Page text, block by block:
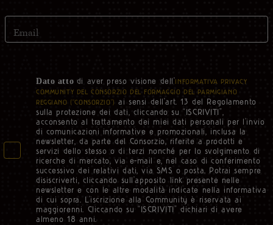
Email
Dato atto di aver preso visione dell'INFORMATIVA PRIVACY
COMMUNITY DEL CONSORZIO DEL FORMAGGIO DEL PARMIGIANO
REGGIANO (“CONSORZIO”) ai sensi dell'art. 13 del Regolamento
sulla protezione dei dati, cliccando su “ISCRIVITI”,
acconsento al trattamento dei miei dati personali per l’invio
di comunicazioni informative e promozionali, inclusa la
newsletter, da parte del Consorzio, riferite a prodotti e
servizi dello stesso o di terzi nonché per lo svolgimento di
ricerche di mercato, via e-mail e, nel caso di conferimento
successivo dei relativi dati, via SMS o posta. Potrai sempre
disiscriverti, cliccando sull’apposito link presente nelle
newsletter e con le altre modalità indicate nella informativa
di cui sopra. L’iscrizione alla Community è riservata ai
maggiorenni. Cliccando su “ISCRIVITI” dichiari di avere
almeno 18 anni.